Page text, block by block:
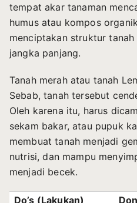
tempat akar tanaman
humus atau kompos
menciptakan struktur
jangka panjang.
Tanah merah atau tanah
Sebab, tanah tersebut
Oleh karena itu, harus
sekam bakar, atau pupuk
membuat tanah menjadi
nutrisi, dan mampu
menjadi becek.
Do’s (Lakukan)